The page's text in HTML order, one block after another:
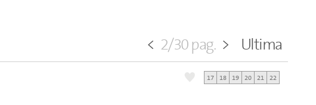
< 2/30 pag. > Ultima
17 18 19 20 21 22